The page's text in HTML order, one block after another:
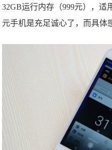
32GB运行内存（999元），适
元手机是充足诚心了，而具体